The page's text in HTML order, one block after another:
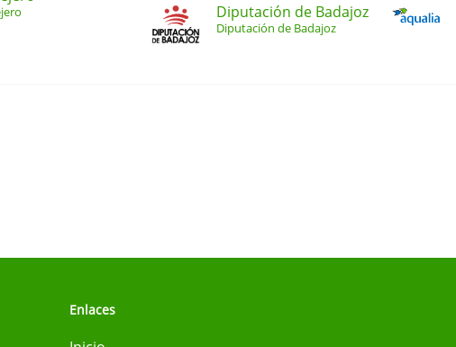
Diputación de Badajoz
Diputación de Badajoz
Enlaces